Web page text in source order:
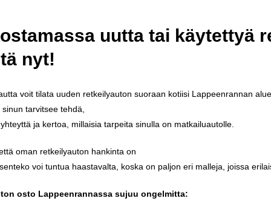
ostamassa uutta tai käytettyä
nyt!
voit tilata uuden retkeilyauton suoraan kotiisi Lappeenrannan
sinun tarvitsee tehdä
yhteyttä ja kertoa millaisia tarpeita sinulla on matkailuautolle
oman retkeilyauton hankinta on
voi tuntua haastavalta koska on paljon eri malleja joissa
osto Lappeenrannassa sujuu ongelmitta: